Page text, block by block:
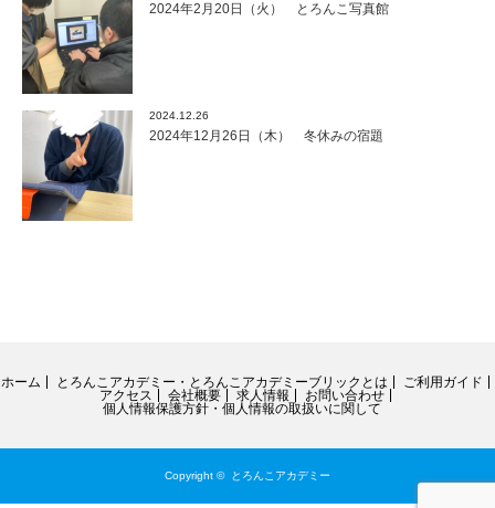
2024年2月20日（火） とろんこ写真館
2024.12.26
2024年12月26日（木） 冬休みの宿題
ホーム とろんこアカデミー・とろんこアカデミーブリックとは
ご利用ガイド
アクセス
会社概要 求人情報
お問い合わせ
個人情報保護方針・個人情報の取扱いに関して
Copyright © とろんこアカデミー